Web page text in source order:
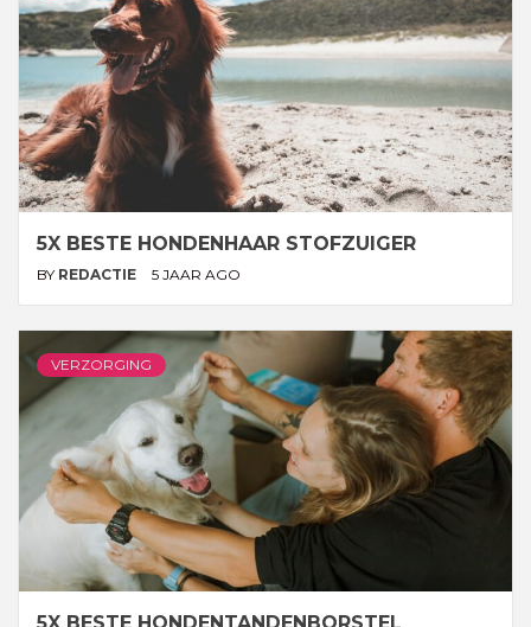
5X BESTE HONDENHAAR STOFZUIGER
BY REDACTIE 5 JAAR AGO
VERZORGING